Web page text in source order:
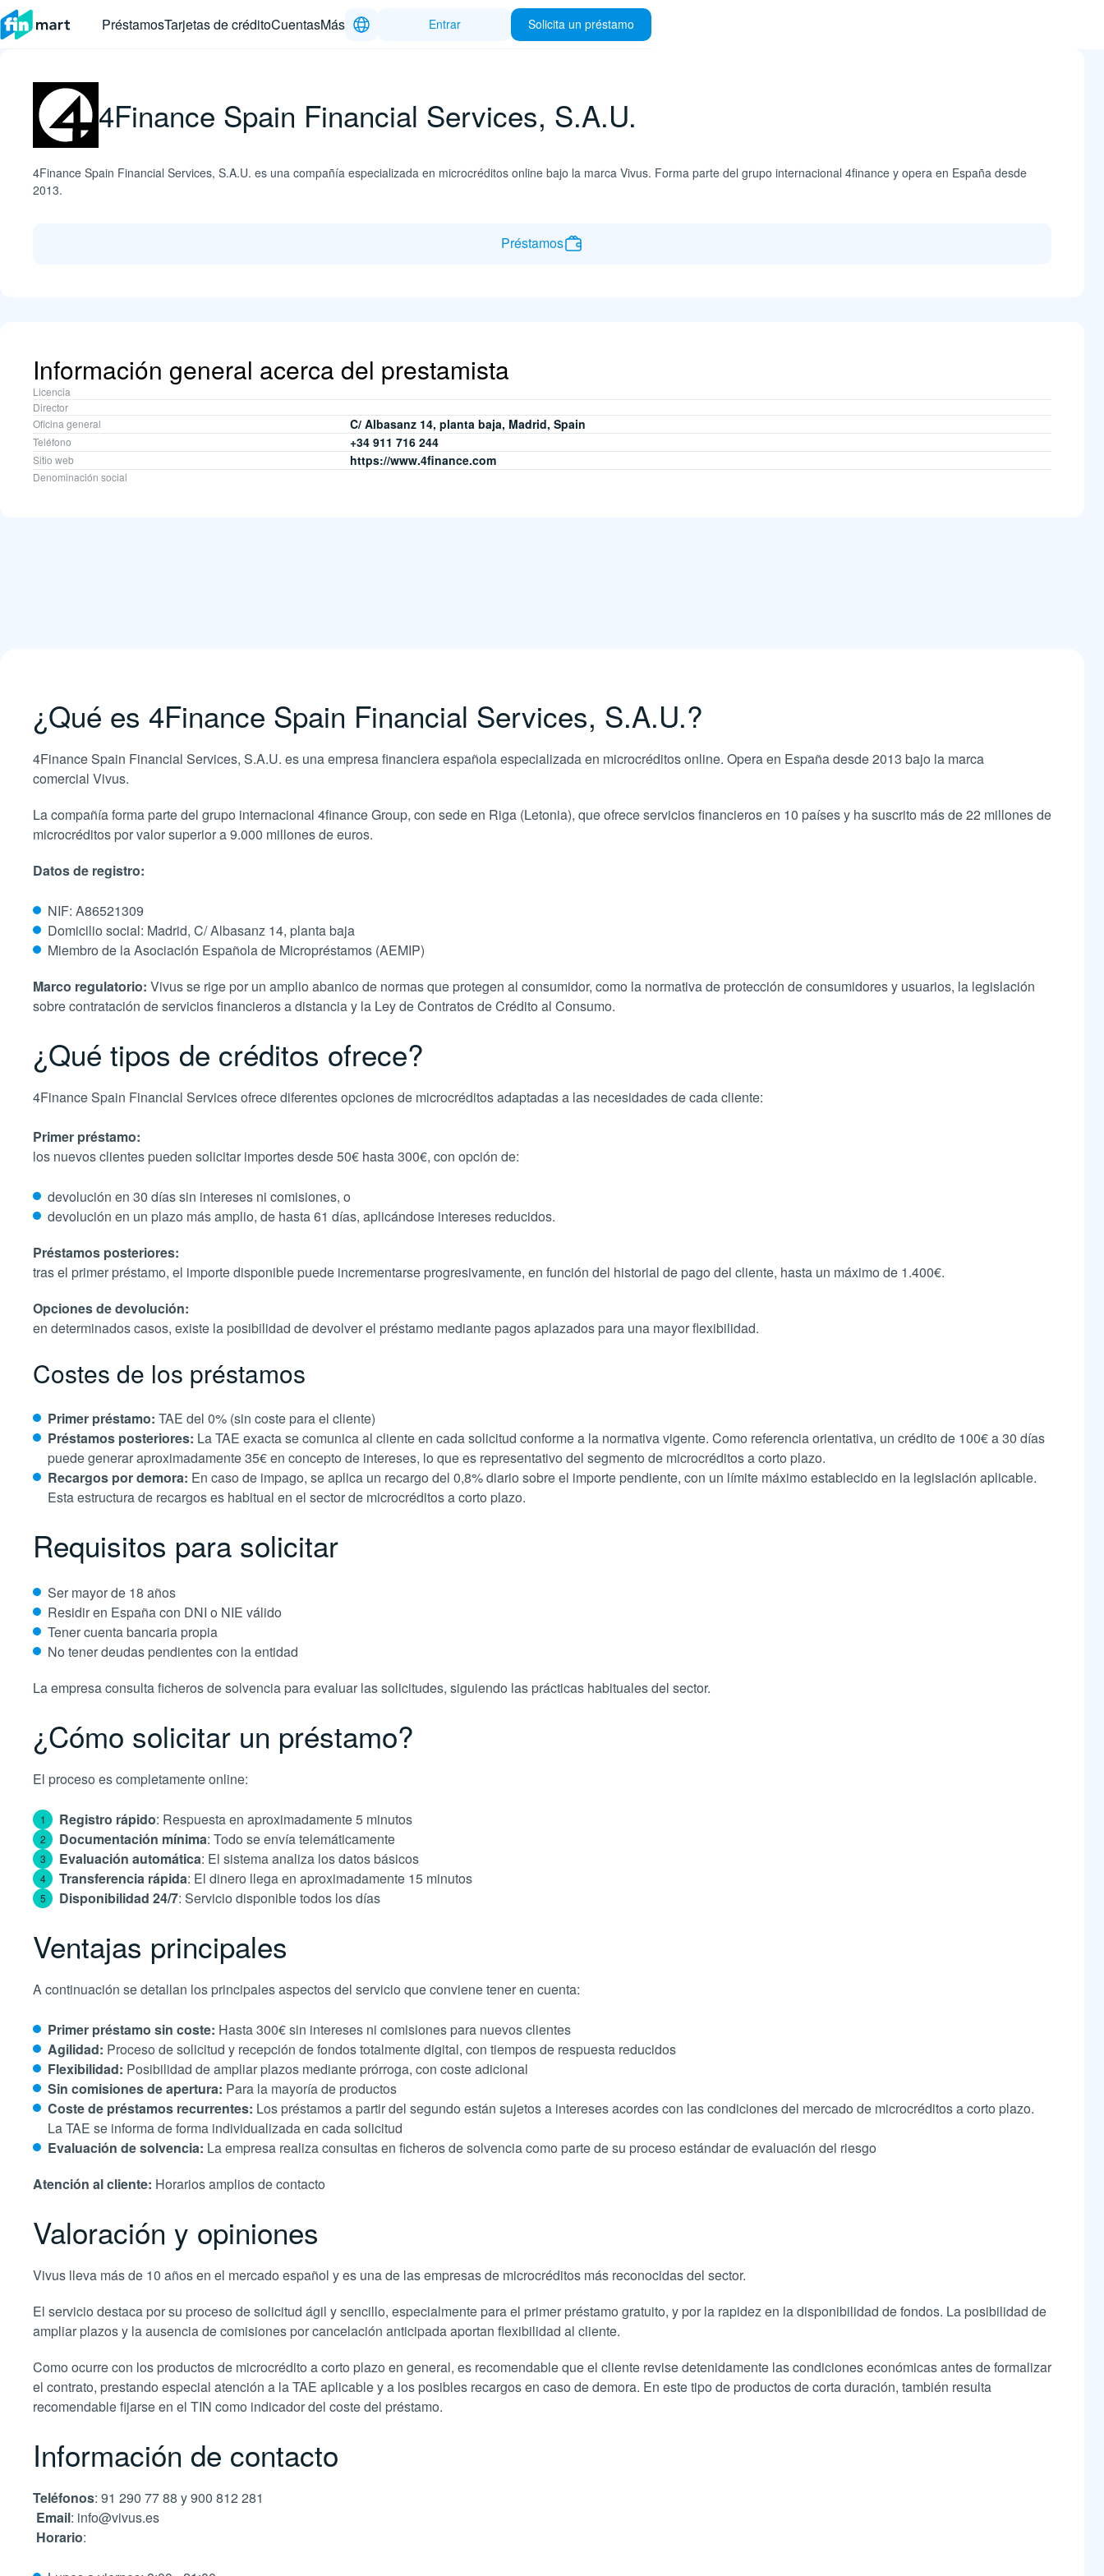
PréstamosTarjetas de créditoCuentasMás Entrar Solicita un préstamo
4Finance Spain Financial Services, S.A.U.
4Finance Spain Financial Services, S.A.U. es una compañía especializada en microcréditos online bajo la marca Vivus. Forma parte del grupo internacional 4finance y opera en España desde
2013.
Préstamos
Información general acerca del prestamista
Licencia
Director
Oficina general
C/ Albasanz 14, planta baja, Madrid, Spain
Teléfono +34 911 716 244
Sitio web https://www.4finance.com
Denominación social
¿Qué es 4Finance Spain Financial Services, S.A.U.?
4Finance Spain Financial Services, S.A.U. es una empresa financiera española especializada en microcréditos online. Opera en España desde 2013 bajo la marca
comercial Vivus.
La compañía forma parte del grupo internacional 4finance Group, con sede en Riga (Letonia), que ofrece servicios financieros en 10 países y ha suscrito más de 22 millones de
microcréditos por valor superior a 9.000 millones de euros.
Datos de registro:
NIF: A86521309
Domicilio social: Madrid, C/ Albasanz 14, planta baja
Miembro de la Asociación Española de Micropréstamos (AEMIP)
Marco regulatorio: Vivus se rige por un amplio abanico de normas que protegen al consumidor, como la normativa de protección de consumidores y usuarios, la legislación
sobre contratación de servicios financieros a distancia y la Ley de Contratos de Crédito al Consumo.
¿Qué tipos de créditos ofrece?
4Finance Spain Financial Services ofrece diferentes opciones de microcréditos adaptadas a las necesidades de cada cliente:
Primer préstamo:
los nuevos clientes pueden solicitar importes desde 50€ hasta 300€, con opción de:
devolución en 30 días sin intereses ni comisiones, o
devolución en un plazo más amplio, de hasta 61 días, aplicándose intereses reducidos.
Préstamos posteriores:
tras el primer préstamo, el importe disponible puede incrementarse progresivamente, en función del historial de pago del cliente, hasta un máximo de 1.400€.
Opciones de devolución:
en determinados casos, existe la posibilidad de devolver el préstamo mediante pagos aplazados para una mayor flexibilidad.
Costes de los préstamos
Primer préstamo: TAE del 0% (sin coste para el cliente)
Préstamos posteriores: La TAE exacta se comunica al cliente en cada solicitud conforme a la normativa vigente. Como referencia orientativa, un crédito de 100€ a 30 días
puede generar aproximadamente 35€ en concepto de intereses, lo que es representativo del segmento de microcréditos a corto plazo.
Recargos por demora: En caso de impago, se aplica un recargo del 0,8% diario sobre el importe pendiente, con un límite máximo establecido en la legislación aplicable.
Esta estructura de recargos es habitual en el sector de microcréditos a corto plazo.
Requisitos para solicitar
Ser mayor de 18 años
Residir en España con DNI o NIE válido
Tener cuenta bancaria propia
No tener deudas pendientes con la entidad
La empresa consulta ficheros de solvencia para evaluar las solicitudes, siguiendo las prácticas habituales del sector.
¿Cómo solicitar un préstamo?
El proceso es completamente online:
Registro rápido: Respuesta en aproximadamente 5 minutos
Documentación mínima: Todo se envía telemáticamente
Evaluación automática: El sistema analiza los datos básicos
Transferencia rápida: El dinero llega en aproximadamente 15 minutos
Disponibilidad 24/7: Servicio disponible todos los días
Ventajas principales
A continuación se detallan los principales aspectos del servicio que conviene tener en cuenta:
Primer préstamo sin coste: Hasta 300€ sin intereses ni comisiones para nuevos clientes
Agilidad: Proceso de solicitud y recepción de fondos totalmente digital, con tiempos de respuesta reducidos
Flexibilidad: Posibilidad de ampliar plazos mediante prórroga, con coste adicional
Sin comisiones de apertura: Para la mayoría de productos
Coste de préstamos recurrentes: Los préstamos a partir del segundo están sujetos a intereses acordes con las condiciones del mercado de microcréditos a corto plazo.
La TAE se informa de forma individualizada en cada solicitud
Evaluación de solvencia: La empresa realiza consultas en ficheros de solvencia como parte de su proceso estándar de evaluación del riesgo
Atención al cliente: Horarios amplios de contacto
Valoración y opiniones
Vivus lleva más de 10 años en el mercado español y es una de las empresas de microcréditos más reconocidas del sector.
El servicio destaca por su proceso de solicitud ágil y sencillo, especialmente para el primer préstamo gratuito, y por la rapidez en la disponibilidad de fondos. La posibilidad de
ampliar plazos y la ausencia de comisiones por cancelación anticipada aportan flexibilidad al cliente.
Como ocurre con los productos de microcrédito a corto plazo en general, es recomendable que el cliente revise detenidamente las condiciones económicas antes de formalizar
el contrato, prestando especial atención a la TAE aplicable y a los posibles recargos en caso de demora. En este tipo de productos de corta duración, también resulta
recomendable fijarse en el TIN como indicador del coste del préstamo.
Información de contacto
Teléfonos: 91 290 77 88 y 900 812 281
Email: info@vivus.es
Horario: